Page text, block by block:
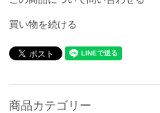
買い物を続ける
商品カテゴリー